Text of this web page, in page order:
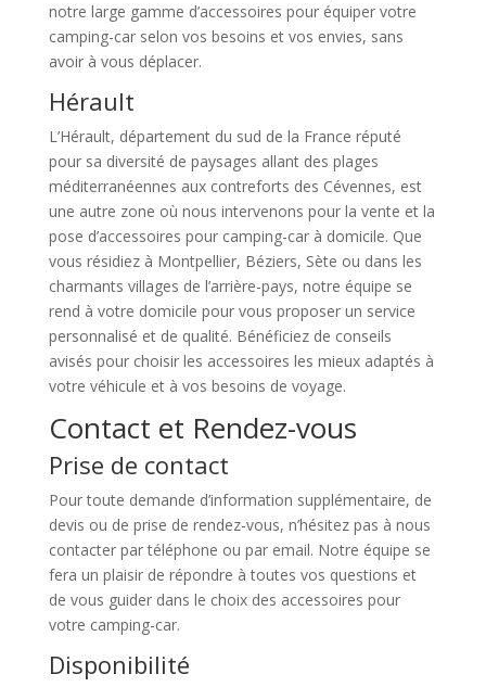
notre large gamme d’accessoires pour équiper votre
camping-car selon vos besoins et vos envies, sans
avoir à vous déplacer.
Hérault
L’Hérault, département du sud de la France réputé
pour sa diversité de paysages allant des plages
méditerranéennes aux contreforts des Cévennes, est
une autre zone où nous intervenons pour la vente et la
pose d’accessoires pour camping-car à domicile. Que
vous résidiez à Montpellier, Béziers, Sète ou dans les
charmants villages de l’arrière-pays, notre équipe se
rend à votre domicile pour vous proposer un service
personnalisé et de qualité. Bénéficiez de conseils
avisés pour choisir les accessoires les mieux adaptés à
votre véhicule et à vos besoins de voyage.
Contact et Rendez-vous
Prise de contact
Pour toute demande d’information supplémentaire, de
devis ou de prise de rendez-vous, n’hésitez pas à nous
contacter par téléphone ou par email. Notre équipe se
fera un plaisir de répondre à toutes vos questions et
de vous guider dans le choix des accessoires pour
votre camping-car.
Disponibilité